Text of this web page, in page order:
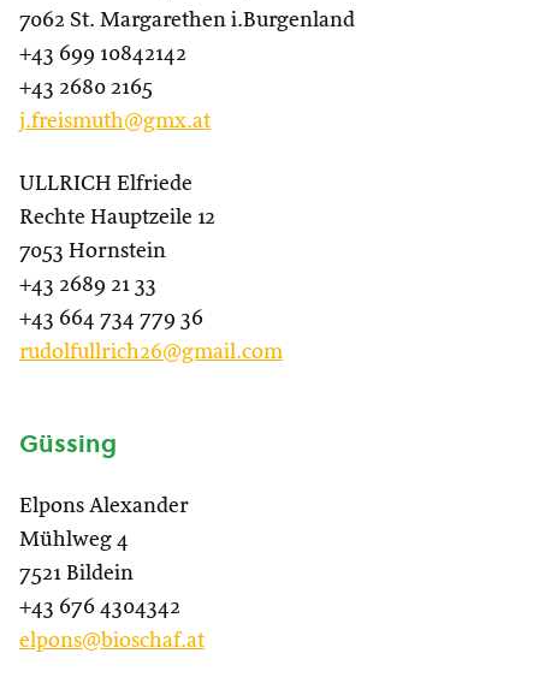
7062 St. Margarethen i.Burgenland
+43 699 10842142
+43 2680 2165
j.freismuth@gmx.at
ULLRICH Elfriede
Rechte Hauptzeile 12
7053 Hornstein
+43 2689 21 33
+43 664 734 779 36
rudolfullrich26@gmail.com
Güssing
Elpons Alexander
Mühlweg 4
7521 Bildein
+43 676 4304342
elpons@bioschaf.at